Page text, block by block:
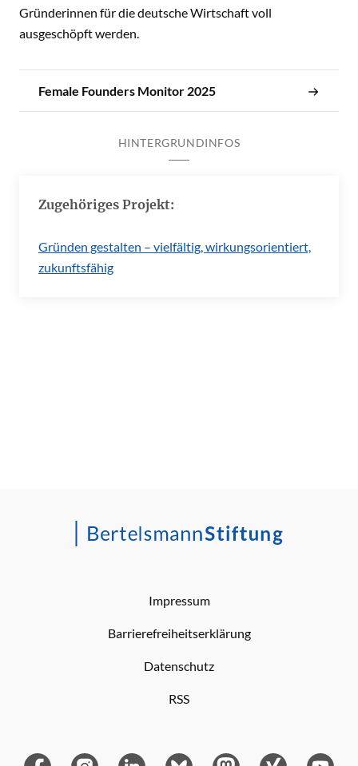
Gründerinnen für die deutsche Wirtschaft voll
ausgeschöpft werden.
Female Founders Monitor 2025
HINTERGRUNDINFOS
Zugehöriges Projekt:
Gründen gestalten – vielfältig, wirkungsorientiert,
zukunftsfähig
Impressum
Barrierefreiheitserklärung
Datenschutz
RSS